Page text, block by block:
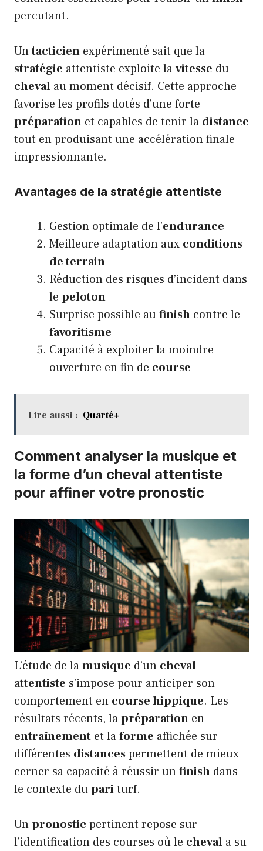
percutant.
Untacticien expérimenté sait que la
stratégie attentiste exploite lavitesse du
cheval au moment décisif. Cette approche
favorise les profils dotés d’une forte
préparation et capables de tenir la distance
tout en produisant une accélération finale
impressionnante.
Avantages de la stratégie attentiste
Gestion optimale de l’endurance
Meilleure adaptation aux conditions
de terrain
Réduction des risques d’incident dans
le peloton
Surprise possible aufinish contre le
favoritisme
Capacité à exploiter la moindre
ouverture en fin de course
Lire aussi : Quarté+
Comment analyser la musique et
la forme d’un cheval attentiste
pour affiner votre pronostic
L’étude de lamusique d’un cheval
attentiste s’impose pour anticiper son
comportement en course hippique. Les
résultats récents, lapréparation en
entraînement et laforme affichée sur
différentes distancespermettent de mieux
cerner sa capacité à réussir unfinish dans
le contexte dupariturf.
Unpronostic pertinent repose sur
l’identification des courses où le cheval a su